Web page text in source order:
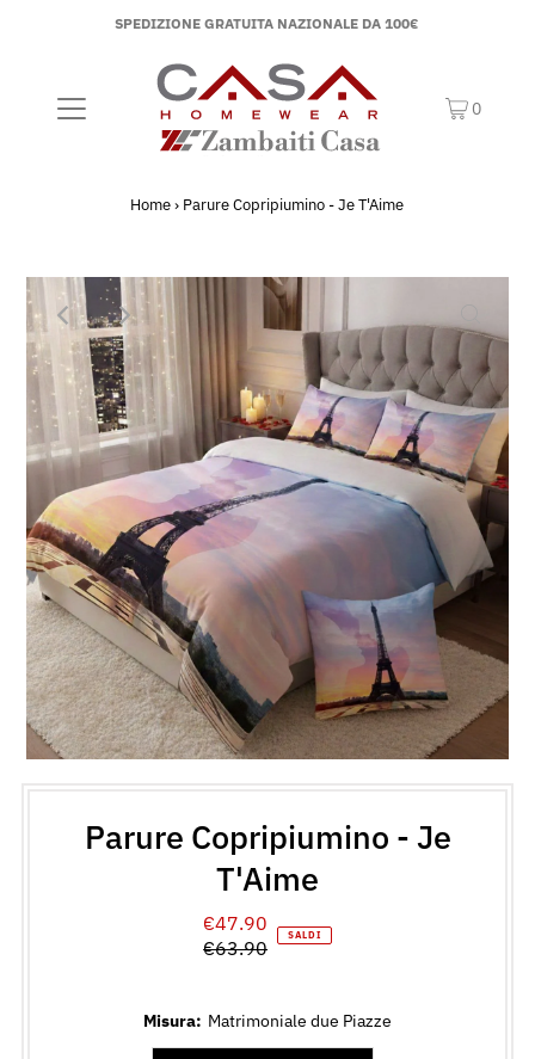
SPEDIZIONE GRATUITA NAZIONALE DA 100€
0
Home › Parure Copripiumino - Je T'Aime
Parure Copripiumino - Je
T'Aime
Prezzo
di
€47.90
Prezzo
€63.90
SALDI
Misura: Matrimoniale due Piazze